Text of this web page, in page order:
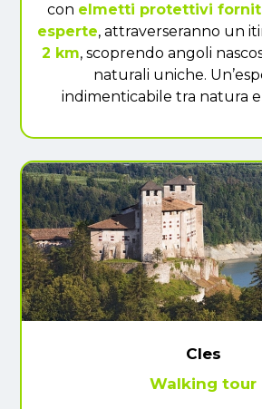
con elmetti protettivi
esperte, attraverseranno un
2 km, scoprendo angoli
naturali uniche.
indimenticabile tra natura
Cles
Walking tour